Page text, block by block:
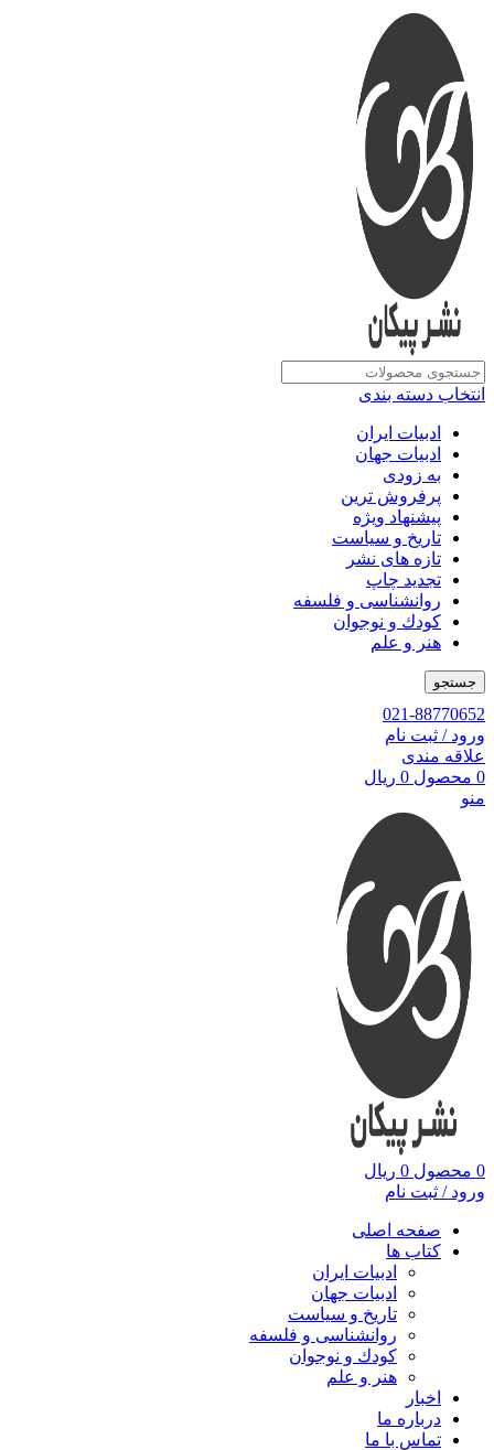
انتخاب دسته بندی
ادبیات ایران
ادبیات جهان
به زودی
پرفروش ترین
پیشنهاد ویژه
تاریخ و سیاست
تازه های نشر
تجدید چاپ
روانشناسی و فلسفه
کودك و نوجوان
هنر و علم
جستجو
021-88770652
ورود / ثبت نام
علاقه مندی
0 محصول 0 ریال
منو
0 محصول 0 ریال
ورود / ثبت نام
صفحه اصلی
کتاب ها
ادبیات ایران
ادبیات جهان
تاریخ و سیاست
روانشناسی و فلسفه
کودك و نوجوان
هنر و علم
اخبار
درباره ما
تماس با ما